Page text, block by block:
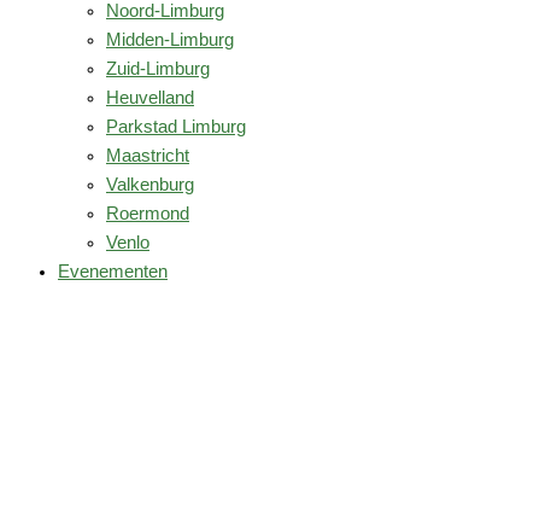
Noord-Limburg
Midden-Limburg
Zuid-Limburg
Heuvelland
Parkstad Limburg
Maastricht
Valkenburg
Roermond
Venlo
Evenementen